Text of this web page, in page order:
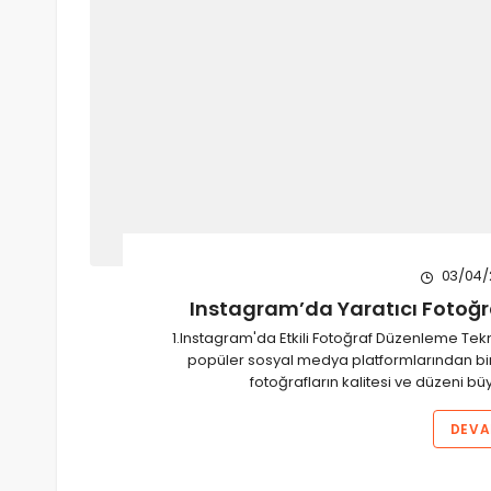
03/04/
Instagram’da Yaratıcı
1.Instagram'da Etkili Fotoğraf Düzenleme
popüler sosyal medya platformlarından
fotoğrafların kalitesi ve düzeni